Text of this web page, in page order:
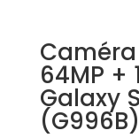
64MP +
Galaxy
(G996B)